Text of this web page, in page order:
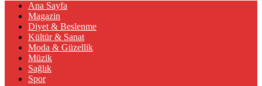
Ana Sayfa
Magazin
Diyet & Beslenme
Kültür & Sanat
Moda & Güzellik
Müzik
Sağlık
Spor